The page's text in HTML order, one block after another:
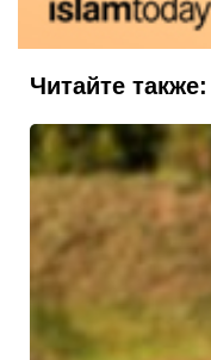
Читайте также: